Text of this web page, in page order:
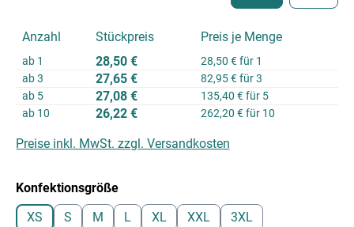
Anzahl Stückpreis Preis je Menge
ab 1 28,50 €
28,50 € für 1
ab3 27,65 €
82,95 € für 3
ab 5 27,08 €
135,40 € für 5
ab 10 26,22 € 262,20 € für 10
Preise inkl. MwSt. zzgl. Versandkosten
Konfektionsgrößeauswählen
XS
S M L XL XXL 3XL